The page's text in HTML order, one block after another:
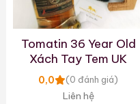
Tomatin 36 Year Old
Xách Tay Tem UK
0,0 (0 đánh giá)
Liên hệ